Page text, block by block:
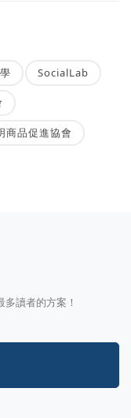
SocialLab
商品促進協會
讀者的方案！